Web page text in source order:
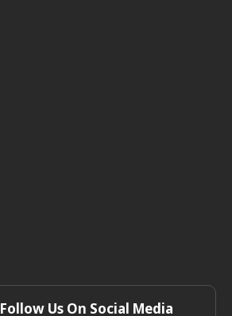
Follow Us On Social Media